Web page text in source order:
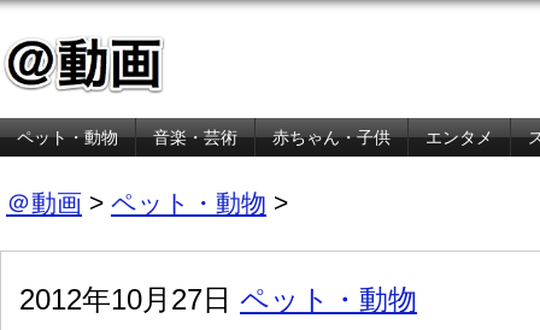
ペット・動物 音楽・芸術 赤ちゃん・子供 エンタメ
＠動画 > ペット・動物 >
2012年10月27日 ペット・動物